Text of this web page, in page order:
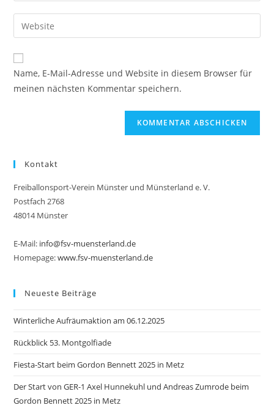
zum
Kommentieren
ein
E-
Mail-
zum
Kommentieren
ein
Gib
deine
Website-
URL
Name, E-Mail-Adresse und Website in diesem Browser für
meinen nächsten Kommentar speichern.
Kontakt
Freiballonsport-Verein Münster und Münsterland e. V.
Postfach 2768
48014 Münster
E-Mail: info@fsv-muensterland.de
Homepage:www.fsv-muensterland.de
Neueste Beiträge
Winterliche Aufräumaktion am 06.12.2025
Rückblick 53. Montgolfiade
Fiesta-Start beim Gordon Bennett 2025 in Metz
Der Start von GER-1 Axel Hunnekuhl und Andreas Zumrode beim
Gordon Bennett 2025 in Metz